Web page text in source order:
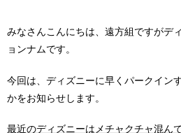
みなさんこんにちは、遠方組ですがデ
ョンナムです。
今回は、ディズニーに早くパークイン
かをお知らせします。
最近のディズニーはメチャクチャ混ん